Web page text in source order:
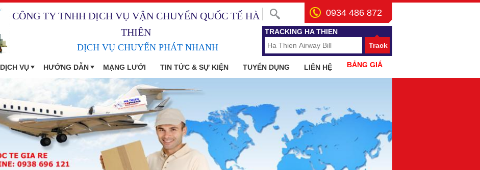
CÔNG TY TNHH DỊCH VỤ VẬN CHUYỂN QUỐC TẾ HÀ
THIÊN
DỊCH VỤ CHUYỂN PHÁT NHANH
0934 486 872
TRACKING HA THIEN
Track
DỊCH VỤ HƯỚNG DẪN MẠNG LƯỚI TIN TỨC & SỰ KIỆN TUYỂN DỤNG LIÊN HỆ BẢNG GIÁ